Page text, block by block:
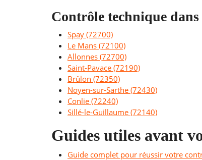
Contrôle technique dans
Spay (72700)
Le Mans (72100)
Allonnes (72700)
Saint-Pavace (72190)
Brûlon (72350)
Noyen-sur-Sarthe (72430)
Conlie (72240)
Sillé-le-Guillaume (72140)
Guides utiles avant
Guide complet pour réussir votre